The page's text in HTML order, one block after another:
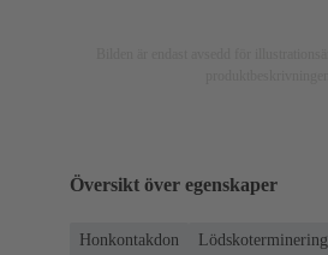
Översikt över egenskaper
Honkontakdon Lödskoterminering